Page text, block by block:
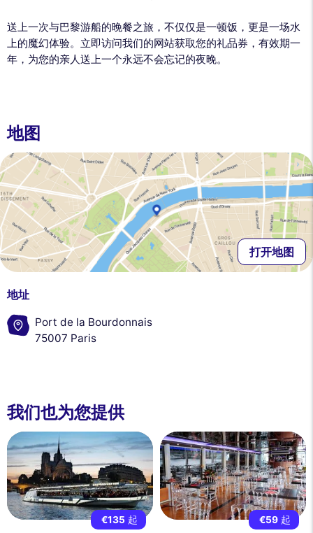
送上一次与巴黎游船的晚餐之旅，不仅仅是一顿饭，更是一场水
上的魔幻体验。立即访问我们的网站获取您的礼品券，有效期一
年，为您的亲人送上一个永远不会忘记的夜晚。
地图
打开地图
地址
Port de la Bourdonnais
75007 Paris
我们也为您提供
€135 起 €59起